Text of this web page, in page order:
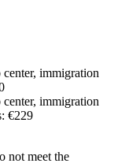
immigration
immigration
€229
not meet the